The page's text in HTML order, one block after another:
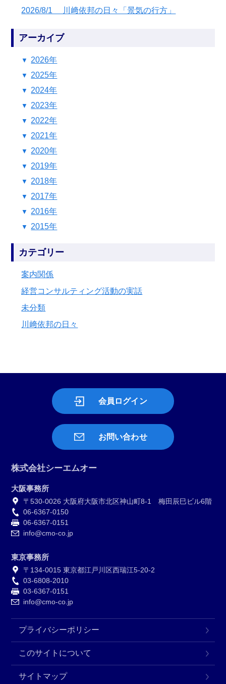
2026/8/1 川﨑依邦の日々「景気の行方」
アーカイブ
2026年
2025年
2024年
2023年
2022年
2021年
2020年
2019年
2018年
2017年
2016年
2015年
カテゴリー
案内関係
経営コンサルティング活動の実話
未分類
川﨑依邦の日々
会員ログイン
お問い合わせ
株式会社シーエムオー
大阪事務所
〒530-0026 大阪府大阪市北区神山町8-1 梅田辰巳ビル6階
06-6367-0150
06-6367-0151
info@cmo-co.jp
東京事務所
〒134-0015 東京都江戸川区西瑞江5-20-2
03-6808-2010
03-6367-0151
info@cmo-co.jp
プライバシーポリシー
このサイトについて
サイトマップ